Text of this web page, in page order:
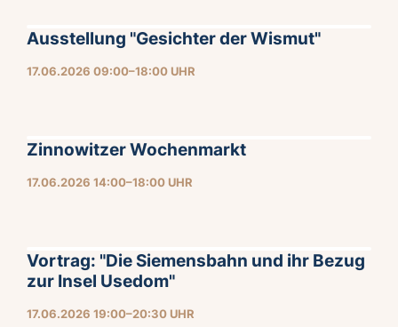
17.06.2026 09:00–18:00 UHR
Ausstellung "Gesichter der Wismut"
17.06.2026 14:00–18:00 UHR
Zinnowitzer Wochenmarkt
17.06.2026 19:00–20:30 UHR
Vortrag: "Die Siemensbahn und ihr Bezug
zur Insel Usedom"